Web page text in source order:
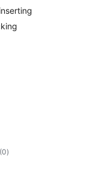
(0ukupna
ocijena
)